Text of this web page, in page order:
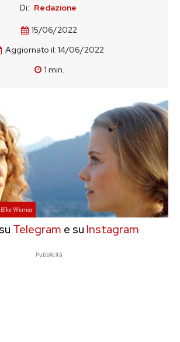
Di: Redazione
15/06/2022
Aggiornato il: 14/06/2022
1 min.
Werner
Telegram e su Instagram
Pubblicità